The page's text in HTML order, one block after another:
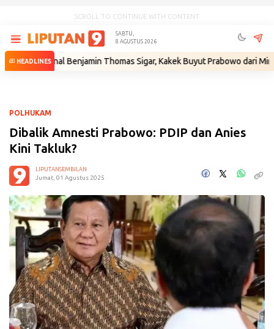
SCROLL TO CONTINUE WITH CONTENT
SABTU,
8 AGUSTUS 2026
HEADLINES
Benjamin Thomas Sigar, Kakek Buyut Prabowo dari Minahasa •
POLHUKAM
Dibalik Amnesti Prabowo: PDIP dan Anies
Kini Takluk?
LIPUTANSEMBILAN
Jumat, 01 Agustus 2025